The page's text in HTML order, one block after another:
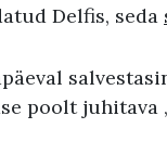
Delfis, seda
poolt juhitava